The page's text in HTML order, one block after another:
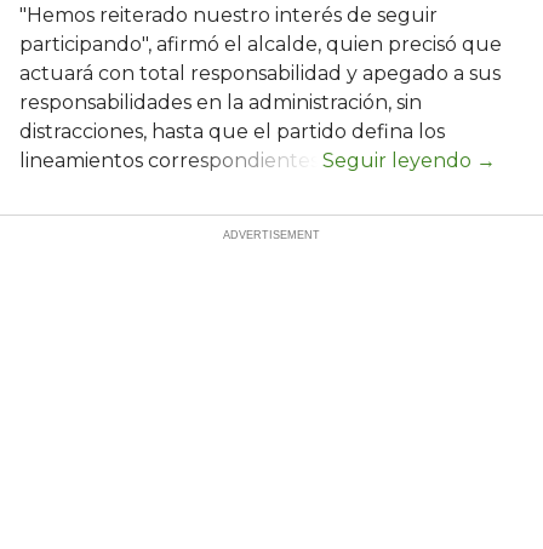
"Hemos reiterado nuestro interés de seguir
participando", afirmó el alcalde, quien precisó que
actuará con total responsabilidad y apegado a sus
responsabilidades en la administración, sin
distracciones, hasta que el partido defina los
lineamientos correspondientes.